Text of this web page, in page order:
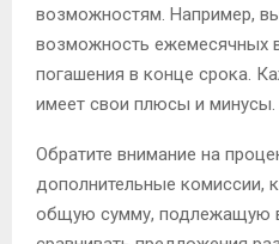
возможностям. Например,
возможность ежемесячных
погашения в конце срока.
имеет свои плюсы и минусы.
Обратите внимание на
дополнительные комиссии,
общую сумму, подлежащую